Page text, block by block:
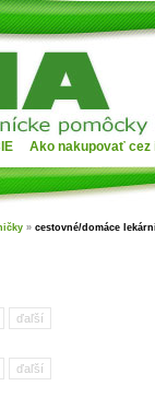
Ako nakupovať cez
» cestovné/domáce
ďaľší
ďaľší